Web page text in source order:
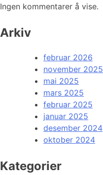
Ingen kommentarer å vise.
Arkiv
februar 2026
november 2025
mai 2025
mars 2025
februar 2025
januar 2025
desember 2024
oktober 2024
Kategorier